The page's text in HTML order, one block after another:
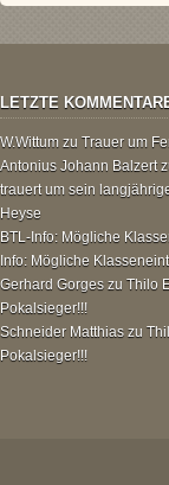
LETZTE
W.Wittum zu Trauer um
Antonius Johann Balzert
trauert um sein
Heyse
BTL-Info: Mögliche
Info: Mögliche
Gerhard Gorges zu Thilo
Pokalsieger!!!
Schneider Matthias zu
Pokalsieger!!!